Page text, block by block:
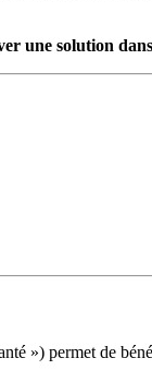
une solution
») permet de